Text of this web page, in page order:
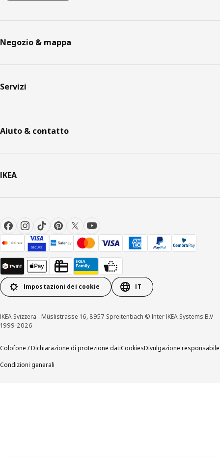
Negozio & mappa
Servizi
Aiuto & contatto
IKEA
Impostazioni dei cookie IT
IKEA Svizzera - Müslistrasse 16, 8957 Spreitenbach © Inter IKEA Systems B.V
1999-2026
Colofone / Dichiarazione di protezione datiCookiesDivulgazione responsabile
Condizioni generali